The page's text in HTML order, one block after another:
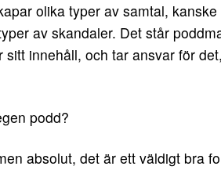
olika typer av samtal,
av skandaler. Det står
innehåll, och tar ansvar för
podd?
absolut, det är ett väldigt bra